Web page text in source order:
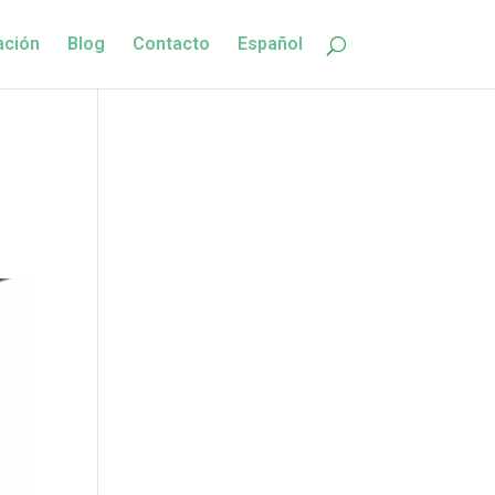
Blog Contacto Español